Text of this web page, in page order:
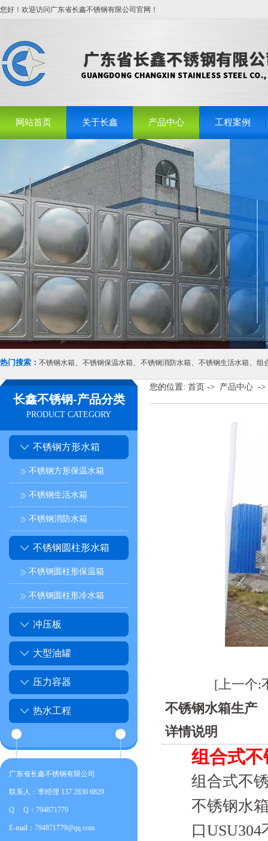
您好！欢迎访问广东省长鑫不锈钢有限公司官网！
网站首页 关于长鑫 产品中心 工程案例
热门搜索： 不锈钢水箱、 不锈钢保温水箱、 不锈钢消防水箱、 不锈钢生活水箱、 组
长鑫不锈钢-产品分类
PRODUCT CATEGORY
不锈钢方形水箱
不锈钢方形保温水箱
不锈钢生活水箱
不锈钢消防水箱
不锈钢圆柱形水箱
不锈钢圆柱形保温箱
不锈钢圆柱形冷水箱
冲压板
大型油罐
压力容器
热水工程
广东省长鑫不锈钢有限公司
联系人：李经理 137 2830 6829
Q Q：794871779
E-mail：794871779@qq.com
您的位置: 首页 -> 产品中心 ->
[上一个:
不锈钢水箱生产
详情说明
组合式
组合式不
不锈钢水
口